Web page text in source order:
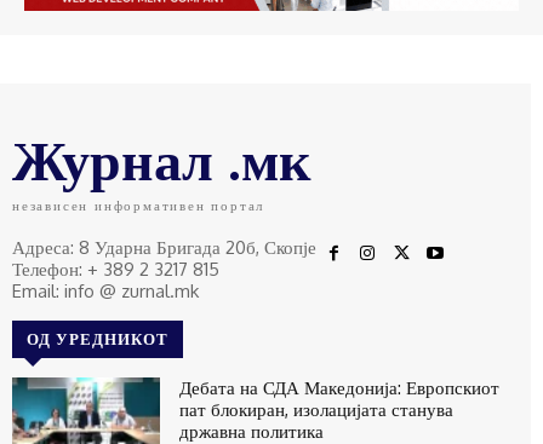
Журнал .мк
независен информативен портал
Адреса: 8 Ударна Бригада 20б, Скопје
Телефон: + 389 2 3217 815
Email: info @ zurnal.mk
ОД УРЕДНИКОТ
Дебата на СДА Македонија: Европскиот
пат блокиран, изолацијата станува
државна политика